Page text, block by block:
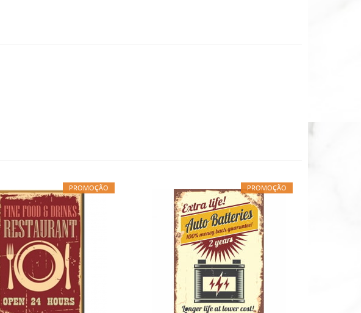
PROMOÇÃO PROMOÇÃO